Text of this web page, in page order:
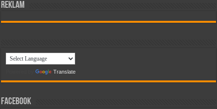
reklam
Powered by Translate
Facebook